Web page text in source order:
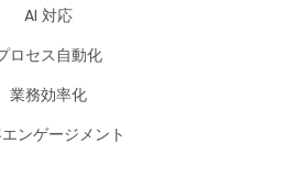
AI 対応
ロセス自動化
業務効率化
ンゲージメント